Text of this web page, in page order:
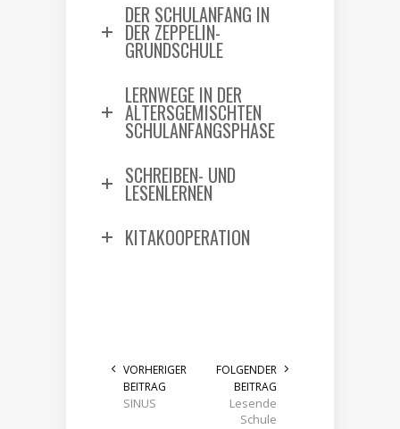
DER SCHULANFANG IN
DER ZEPPELIN-
GRUNDSCHULE
LERNWEGE IN DER
ALTERSGEMISCHTEN
SCHULANFANGSPHASE
SCHREIBEN- UND
LESENLERNEN
KITAKOOPERATION
VORHERIGER
BEITRAG
SINUS
FOLGENDER
BEITRAG
Lesende
Schule